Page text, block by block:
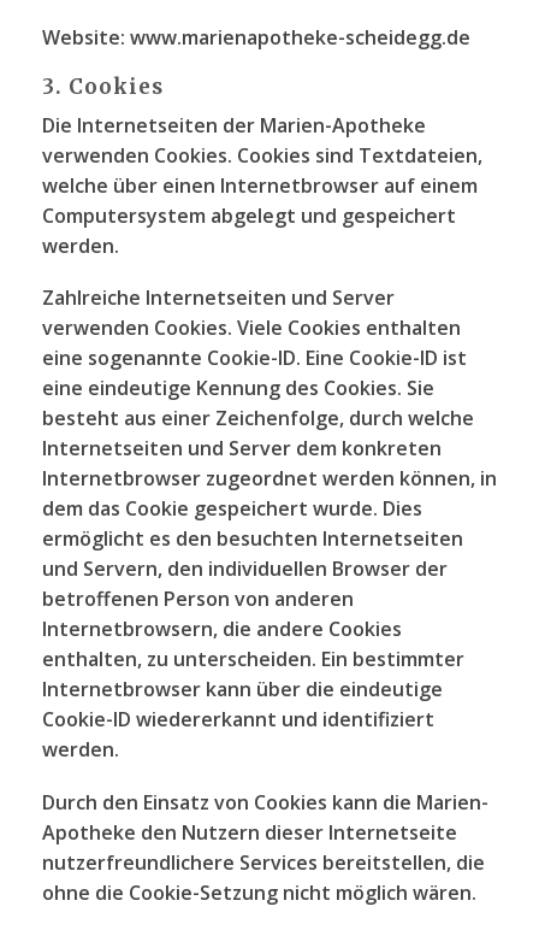
Website: www.marienapotheke-scheidegg.de
3. Cookies
Die Internetseiten der Marien-Apotheke
verwenden Cookies. Cookies sind Textdateien,
welche über einen Internetbrowser auf einem
Computersystem abgelegt und gespeichert
werden.
Zahlreiche Internetseiten und Server
verwenden Cookies. Viele Cookies enthalten
eine sogenannte Cookie-ID. Eine Cookie-ID ist
eine eindeutige Kennung des Cookies. Sie
besteht aus einer Zeichenfolge, durch welche
Internetseiten und Server dem konkreten
Internetbrowser zugeordnet werden können, in
dem das Cookie gespeichert wurde. Dies
ermöglicht es den besuchten Internetseiten
und Servern, den individuellen Browser der
betroffenen Person von anderen
Internetbrowsern, die andere Cookies
enthalten, zu unterscheiden. Ein bestimmter
Internetbrowser kann über die eindeutige
Cookie-ID wiedererkannt und identifiziert
werden.
Durch den Einsatz von Cookies kann die Marien-
Apotheke den Nutzern dieser Internetseite
nutzerfreundlichere Services bereitstellen, die
ohne die Cookie-Setzung nicht möglich wären.